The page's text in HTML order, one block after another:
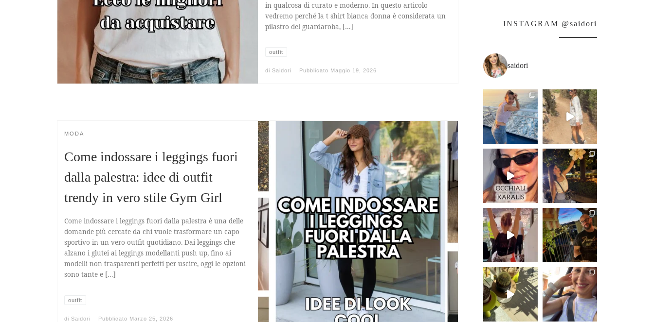
in qualcosa di curato e moderno. In questo articolo
vedremo perché la t shirt bianca donna è considerata un
pilastro del guardaroba, […]
outfit
di Saidori Pubblicato Maggio 19, 2026
MODA
Come indossare i leggings fuori
dalla palestra: idee di outfit
trendy in vero stile Gym Girl
Come indossare i leggings fuori dalla palestra è una delle
domande più cercate da chi vuole trasformare un capo
sportivo in un vero outfit quotidiano. Dai leggings che
alzano i glutei ai leggings modellanti push up, fino ai
modelli non trasparenti perfetti per uscire, oggi le opzioni
sono tante e […]
outfit
di Saidori Pubblicato Marzo 25, 2026
INSTAGRAM @saidori
saidori